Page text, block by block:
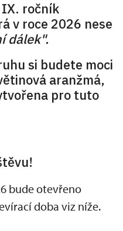
IX. ročník
v roce 2026 nese
dálek".
si budete moci
aranžmá,
pro tuto
bude otevřeno
doba viz níže.